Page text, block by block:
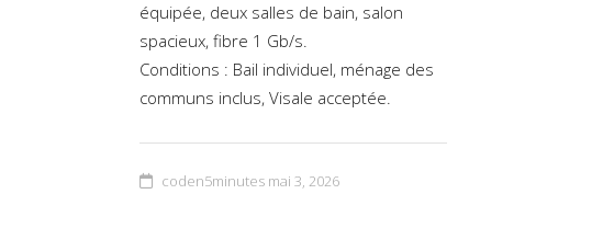
équipée, deux salles de bain, salon
spacieux, fibre 1 Gb/s.
Conditions : Bail individuel, ménage des
communs inclus, Visale acceptée.
coden5minutes mai 3, 2026